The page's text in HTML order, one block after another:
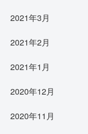
2021年3月
2021年2月
2021年1月
2020年12月
2020年11月